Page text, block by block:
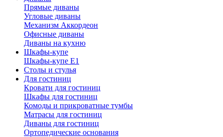
Прямые диваны
Угловые диваны
Механизм Аккордеон
Офисные диваны
Диваны на кухню
Шкафы-купе
Шкафы-купе Е1
Столы и стулья
Для гостиниц
Кровати для гостиниц
Шкафы для гостиниц
Комоды и прикроватные тумбы
Матрасы для гостиниц
Диваны для гостиниц
Ортопедические основания